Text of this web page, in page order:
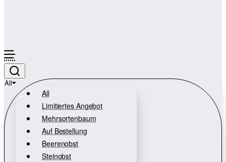
All
All
Limitiertes Angebot
Mehrsortenbaum
Auf Bestellung
Beerenobst
Steinobst